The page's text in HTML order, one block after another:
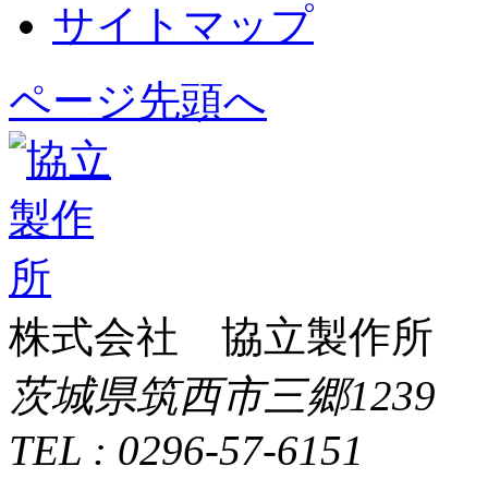
サイトマップ
ページ先頭へ
株式会社 協立製作所
茨城県筑西市三郷1239
TEL : 0296-57-6151